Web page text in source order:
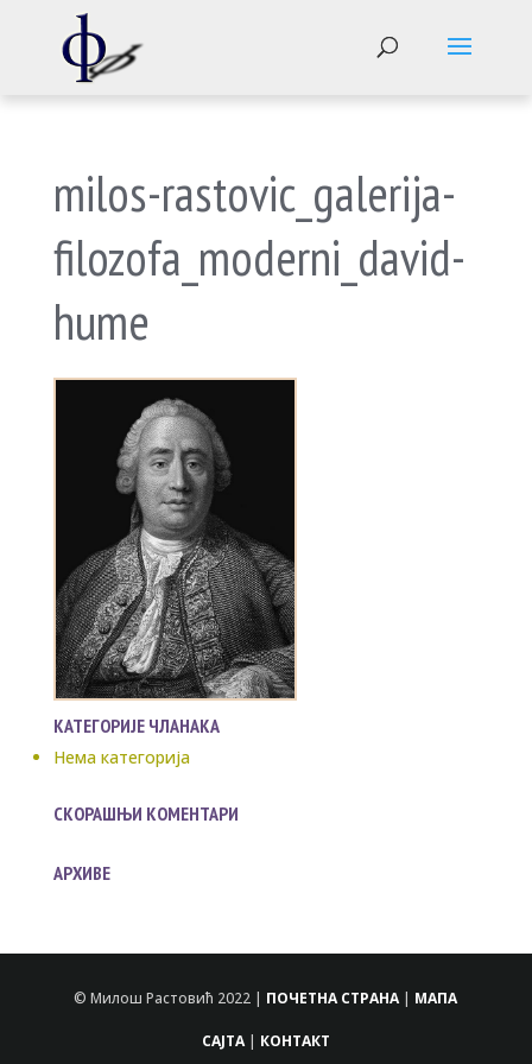
milos-rastovic_galerija-
filozofa_moderni_david-
hume
КАТЕГОРИЈЕ ЧЛАНАКА
Нема категорија
СКОРАШЊИ КОМЕНТАРИ
АРХИВЕ
© Милош Растовић 2022 | ПОЧЕТНА СТРАНА| МАПА
САЈТА| КОНТАКТ